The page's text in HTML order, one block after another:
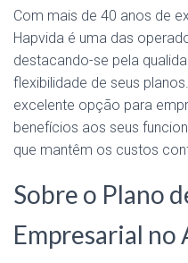
Com mais de 40 anos de
Hapvida é uma das
destacando-se pela
flexibilidade de seus
excelente opção para
benefícios aos seus
que mantêm os custos
Sobre o Plano
Empresarial no